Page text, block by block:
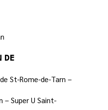
DE
St-Rome-de-Tarn –
– Super U Saint-